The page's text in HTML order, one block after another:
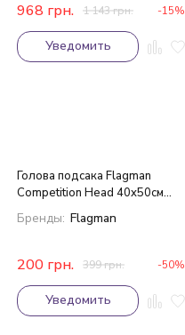
968 грн. 1 143грн. -15%
Уведомить
Голова подсака Flagman
Competition Head 40x50см
Coated Mesh
Бренды: Flagman
200 грн. 399грн. -50%
Уведомить